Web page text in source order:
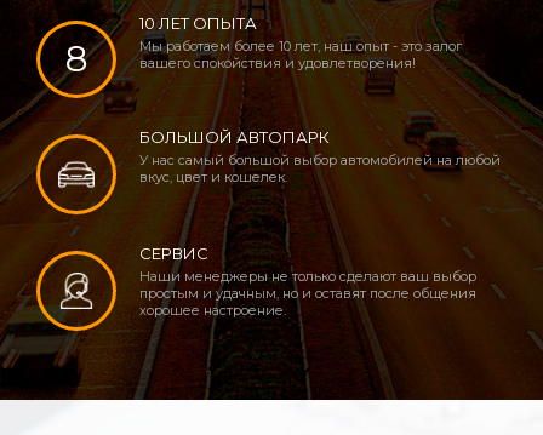
8
10 ЛЕТ ОПЫТА
Мы работаем более 10 лет, наш опыт - это залог
вашего спокойствия и удовлетворения!
БОЛЬШОЙ АВТОПАРК
У нас самый большой выбор автомобилей на любой
вкус, цвет и кошелек.
СЕРВИС
Наши менеджеры не только сделают ваш выбор
простым и удачным, но и оставят после общения
хорошее настроение.